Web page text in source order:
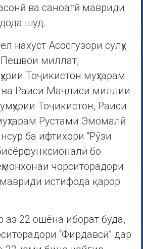
ва саноатӣ мавриди
шуд.
нахуст Асосгузори сулҳу
Пешвои миллат,
Тоҷикистон муҳтарам
Раиси Маҷлиси миллии
Тоҷикистон, Раиси
Рустами Эмомалӣ
ба ифтихори “Рӯзи
бо
чорситорадори
истифода қарор
22 ошёна иборат буда,
“Фирдавсӣ” дар